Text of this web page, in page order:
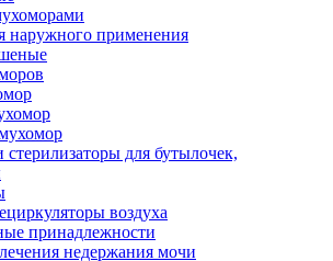
наружного применения
стерилизаторы для бутылочек,
воздуха
принадлежности
недержания мочи